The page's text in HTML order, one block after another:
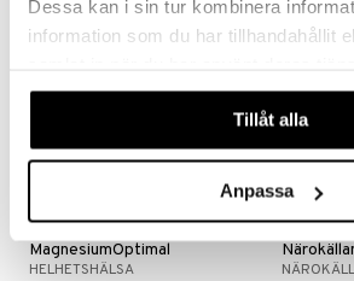
Dessa kan i sin tur kombinera
information som du har tillhandahållit
våra cookies vid fortsatt användande
Tillåt alla
Anpassa
MagnesiumOptimal
HELHETSHÄLSA